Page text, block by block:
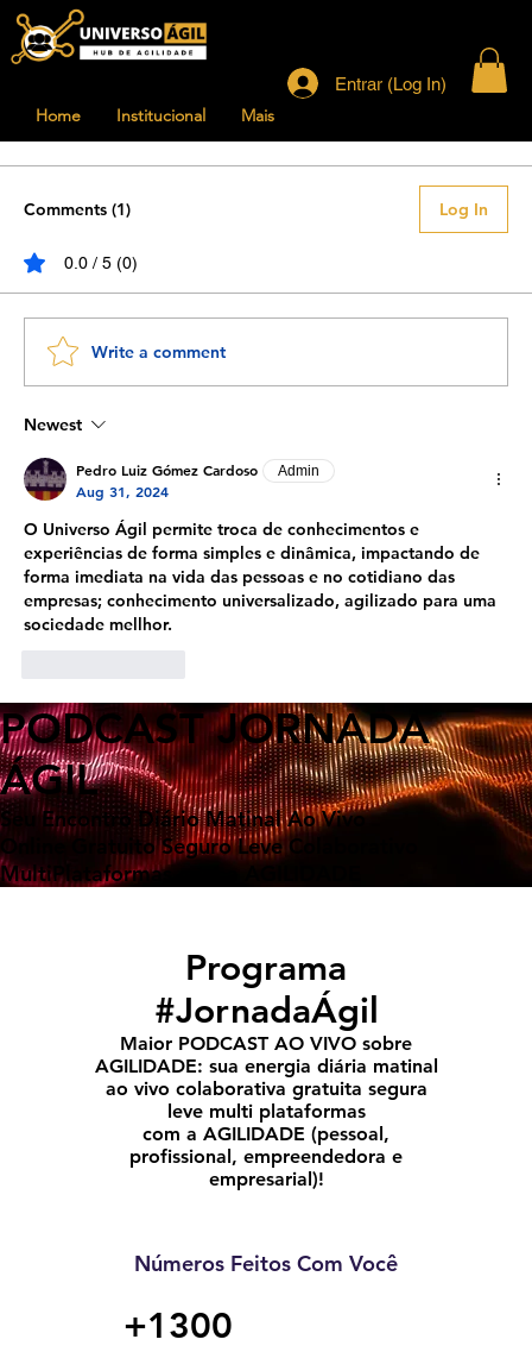
Home Institucional Mais
Entrar (Log In)
PODCAST JORNADA
ÁGIL
Seu Encontro Diário Matinal Ao Vivo
Online Gratuito Seguro Leve Colaborativo
MultiPlataformas com a AGILIDADE
Programa
#JornadaÁgil
Maior PODCAST AO VIVO sobre
AGILIDADE: sua energia diária matinal
ao vivo colaborativa gratuita segura
leve multi plataformas
com a AGILIDADE (pessoal,
profissional, empreendedora e
empresarial)!
Números Feitos Com Você
+1300
Comments (1) Log In
0.0 / 5 (0)
Write a comment
Newest
Pedro Luiz Gómez Cardoso Admin
Aug 31, 2024
O Universo Ágil permite troca de conhecimentos e
experiências de forma simples e dinâmica, impactando de
forma imediata na vida das pessoas e no cotidiano das
empresas; conhecimento universalizado, agilizado para uma
sociedade mellhor.